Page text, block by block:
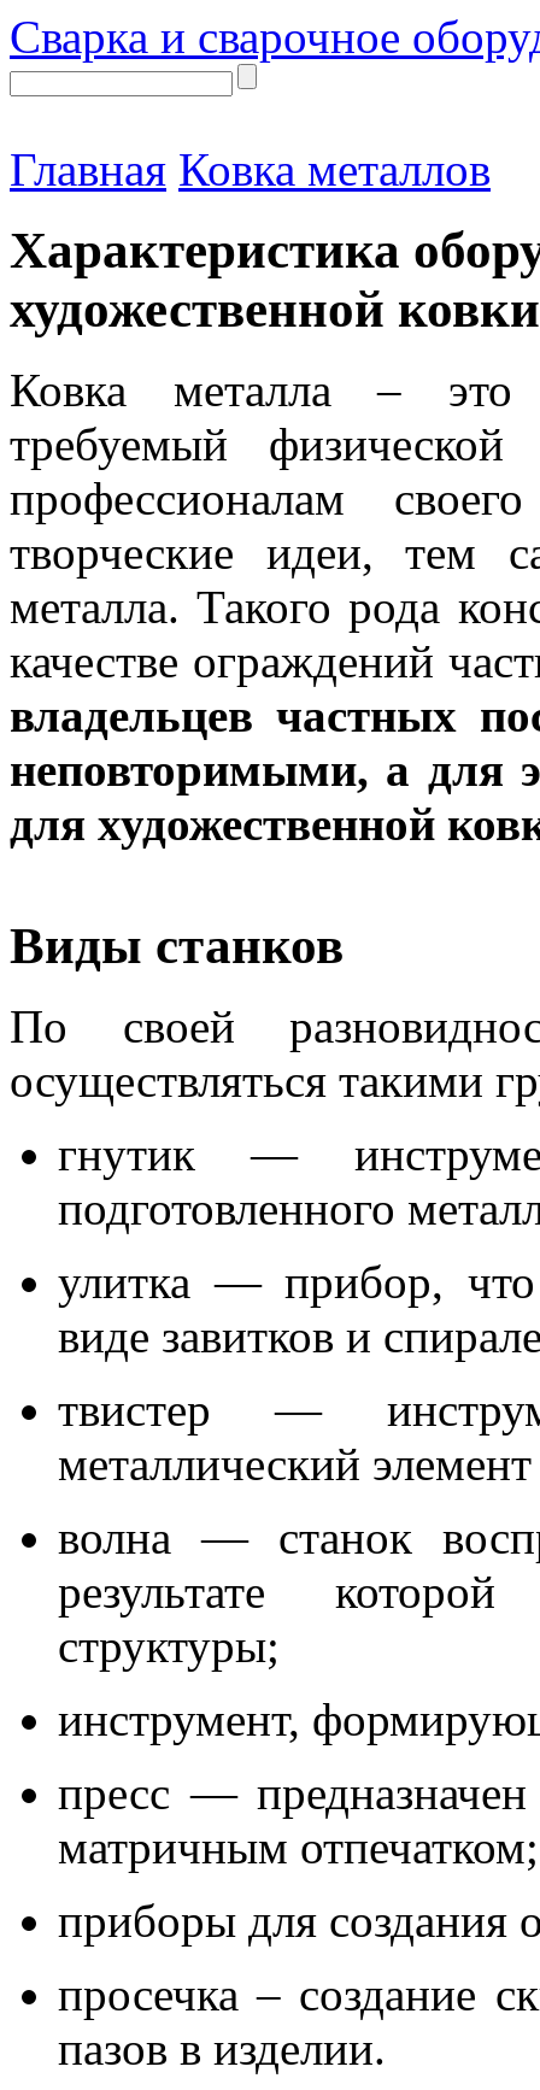
Сварка и сварочное
Главная Ковка металлов
Характеристика
художественной ковки
Ковка металла – это
требуемый
профессионалам
творческие идеи, тем
металла. Такого рода
качестве ограждений
владельцев частных
неповторимыми, а для
для художественной
Виды станков
По своей
осуществляться такими
гнутик —
подготовленного
улитка — прибор, что
виде завитков и
твистер —
металлический
волна — станок
результате
структуры;
инструмент,
пресс — предназначен
матричным отпечатком;
приборы для создания
просечка – создание
пазов в изделии.